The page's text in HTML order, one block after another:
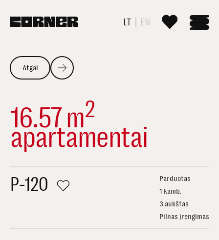
LT EN
Atgal
16.57 m2
apartamentai
P-120
Parduotas
1 kamb.
3 aukštas
Pilnas įrengimas